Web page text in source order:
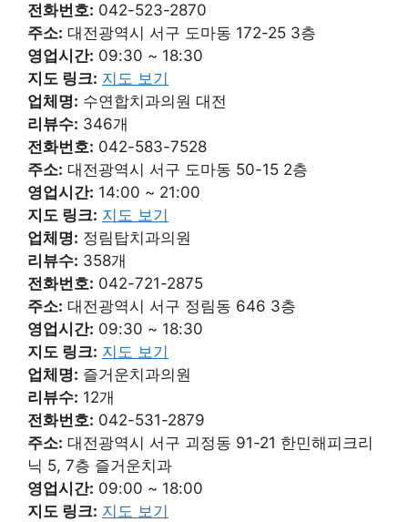
전화번호: 042-523-2870
주소: 대전광역시 서구 도마동 172-25 3층
영업시간: 09:30 ~ 18:30
지도 링크: 지도 보기
업체명: 수연합치과의원 대전
리뷰수: 346개
전화번호: 042-583-7528
주소: 대전광역시 서구 도마동 50-15 2층
영업시간: 14:00 ~ 21:00
지도 링크: 지도 보기
업체명: 정림탑치과의원
리뷰수: 358개
전화번호: 042-721-2875
주소: 대전광역시 서구 정림동 646 3층
영업시간: 09:30 ~ 18:30
지도 링크: 지도 보기
업체명: 즐거운치과의원
리뷰수: 12개
전화번호: 042-531-2879
주소: 대전광역시 서구 괴정동 91-21 한민해피크리
닉 5, 7층 즐거운치과
영업시간: 09:00 ~ 18:00
지도 링크: 지도 보기